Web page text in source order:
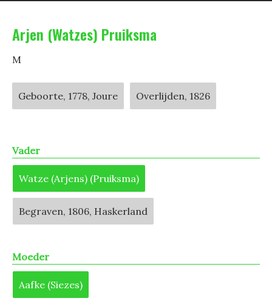
Arjen (Watzes) Pruiksma
M
Geboorte, 1778, Joure Overlijden, 1826
Vader
Watze (Arjens) (Pruiksma)
Begraven, 1806, Haskerland
Moeder
Aafke (Siezes)